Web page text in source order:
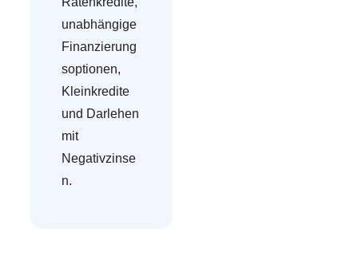
unabhängige
Finanzierung
soptionen,
Kleinkredite
und Darlehen
mit
Negativzinse
n.